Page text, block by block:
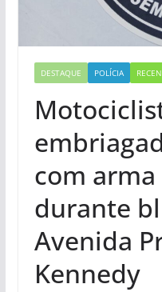
DESTAQUE POLÍCIA
com
durante
Avenida
Kennedy